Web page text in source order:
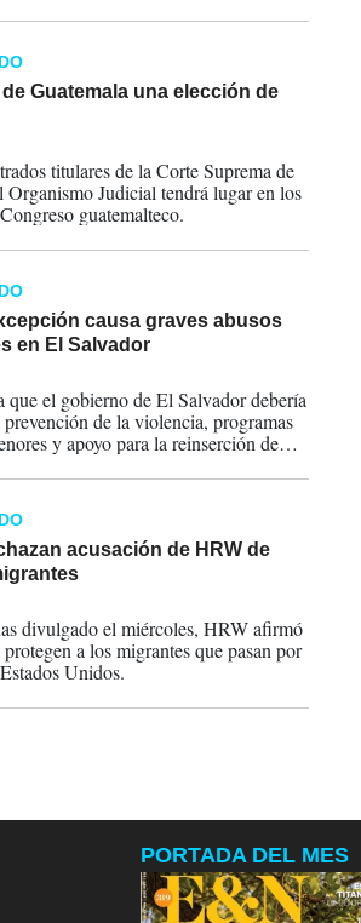
Guatemala una elección de
titulares de la Corte Suprema de
Judicial tendrá lugar en los
guatemalteco.
causa graves abusos
en El Salvador
que el gobierno de El Salvador debería
de la violencia, programas
y apoyo para la reinserción de
acusación de HRW de
divulgado el miércoles, HRW afirmó
a los migrantes que pasan por
Unidos.
PORTADA DEL MES